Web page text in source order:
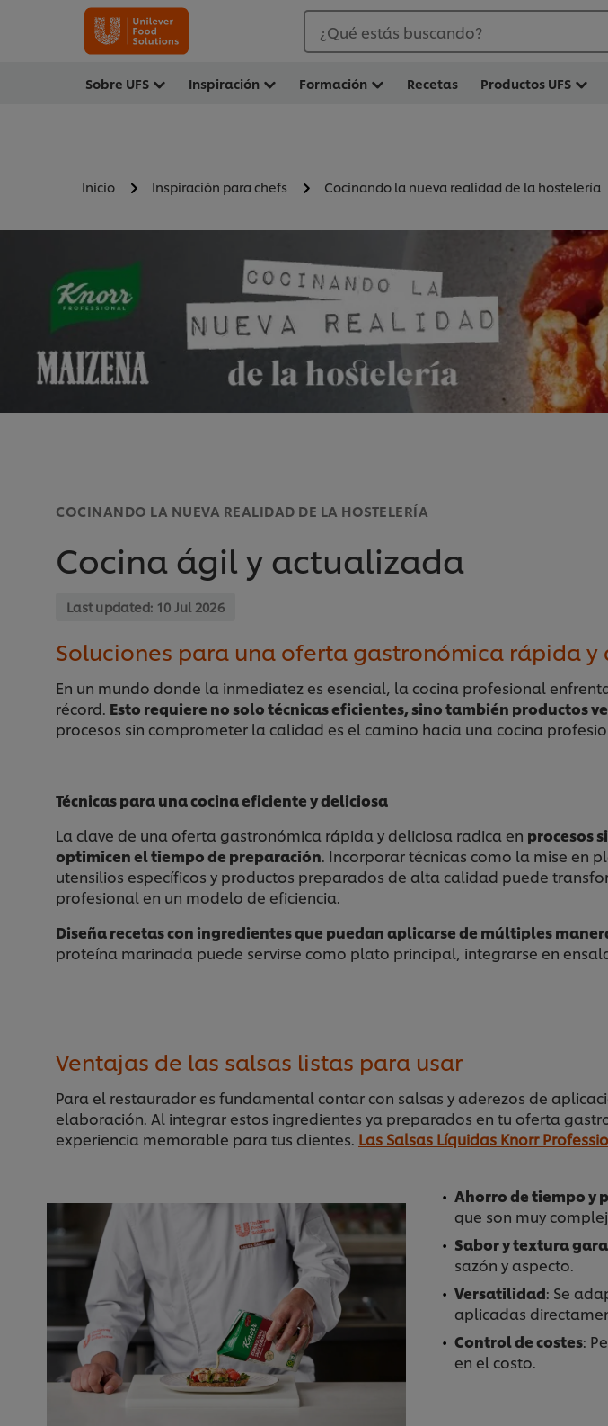
¿Qué estás buscando?
Sobre UFS Inspiración Formación Recetas Productos UFS
Inicio Inspiración para chefs Cocinando la nueva realidad de la hostelería
COCINANDO LA NUEVA REALIDAD DE LA HOSTELERÍA
Cocina ágil y actualizada
Last updated: 10 Jul 2026
Soluciones para una oferta gastronómica rápida y
En un mundo donde la inmediatez es esencial, la cocina profesional
récord. Esto requiere no solo técnicas eficientes, sino también productos
procesos sin comprometer la calidad es el camino hacia una cocina
Técnicas para una cocina eficiente y deliciosa
La clave de una oferta gastronómica rápida y deliciosa radica en procesos
optimicen el tiempo de preparación. Incorporar técnicas como la mise en
utensilios específicos y productos preparados de alta calidad puede
profesional en un modelo de eficiencia.
Diseña recetas con ingredientes que puedan aplicarse de múltiples
proteína marinada puede servirse como plato principal, integrarse en
Ventajas de las salsas listas para usar
Para el restaurador es fundamental contar con salsas y aderezos de
elaboración. Al integrar estos ingredientes ya preparados en tu oferta
experiencia memorable para tus clientes. Las Salsas Líquidas Knorr
Ahorro de tiempo y
que son muy
Sabor y textura
sazón y aspecto.
Versatilidad: Se
aplicadas
Control de costes:
en el costo.